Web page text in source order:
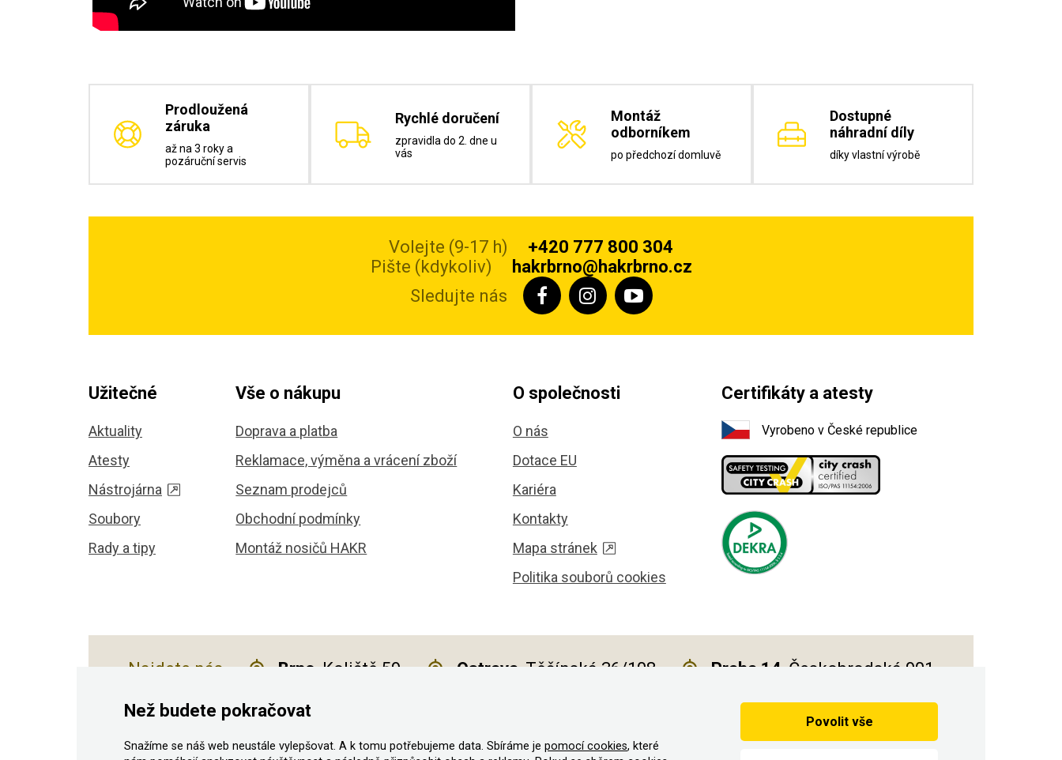
Prodloužená
záruka
až na 3 roky a
pozáruční servis
Rychlé doručení
zpravidla do 2. dne u
vás
Montáž
odborníkem
po předchozí domluvě
Dostupné
náhradní díly
díky vlastní výrobě
Volejte (9-17 h)
+420 777 800 304
Pište (kdykoliv)
hakrbrno@hakrbrno.cz
Sledujte nás
Užitečné
Aktuality
Atesty
Nástrojárna
Soubory
Rady a tipy
Vše o nákupu
Doprava a platba
Reklamace, výměna a vrácení zboží
Seznam prodejců
Obchodní podmínky
Montáž nosičů HAKR
O společnosti
O nás
Dotace EU
Kariéra
Kontakty
Mapa stránek
Politika souborů cookies
Certifikáty a atesty
Vyrobeno v České republice
Najdete nás Brno, Koliště 59 Ostrava, Těšínská 36/108 Praha 14, Českobrodská 901
Než budete pokračovat
Snažíme se náš web neustále vylepšovat. A k tomu potřebujeme data. Sbíráme je pomocí cookies, které
Povolit vše